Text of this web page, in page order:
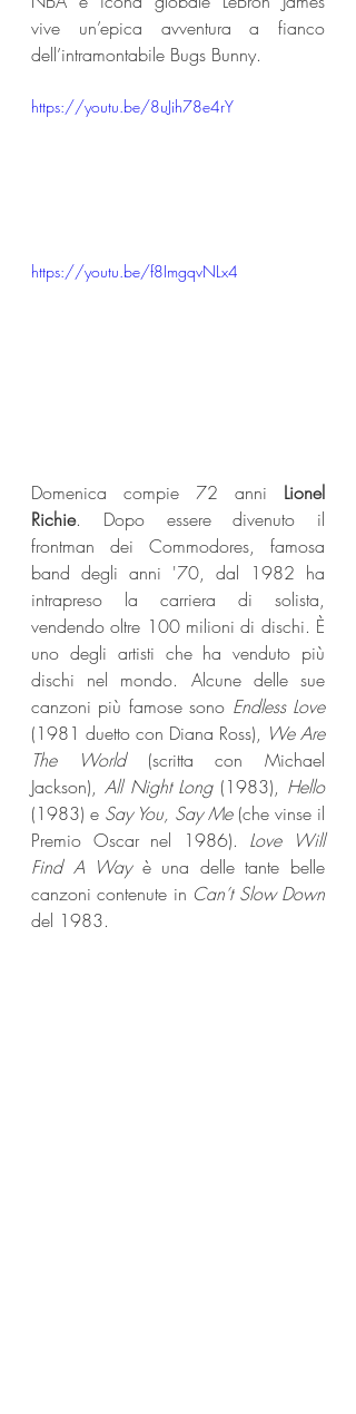
vive un’epica avventura a fianco
dell’intramontabile Bugs Bunny.
https://youtu.be/8uJih78e4rY
https://youtu.be/f8ImgqvNLx4
Domenica compie 72 anni Lionel
Richie. Dopo essere divenuto il
frontman dei Commodores, famosa
band degli anni '70, dal 1982 ha
intrapreso la carriera di solista,
vendendo oltre 100 milioni di dischi. È
uno degli artisti che ha venduto più
dischi nel mondo. Alcune delle sue
canzoni più famose sono Endless Love
(1981 duetto con Diana Ross), We Are
The World (scritta con Michael
Jackson), All Night Long (1983), Hello
(1983) e Say You, Say Me (che vinse il
Premio Oscar nel 1986). Love Will
Find A Way è una delle tante belle
canzoni contenute in Can’t Slow Down
del 1983.